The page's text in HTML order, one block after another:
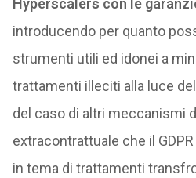
Hyperscalers con le
introducendo per quanto
strumenti utili ed idonei a
trattamenti illeciti alla luce
del caso di altri meccanismi
extracontrattuale che il
in tema di trattamenti